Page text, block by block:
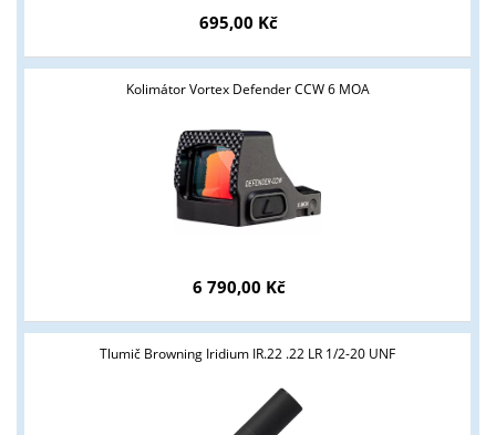
695,00 Kč
Kolimátor Vortex Defender CCW 6 MOA
6 790,00 Kč
Tlumič Browning Iridium IR.22 .22 LR 1/2-20 UNF